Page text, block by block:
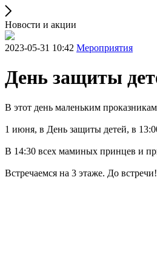
Новости и акции
2023-05-31 10:42 Мероприятия
День защиты
В этот день маленьким
1 июня, в День защиты детей, в
В 14:30 всех маминых принцев и
Встречаемся на 3 этаже. До встречи!